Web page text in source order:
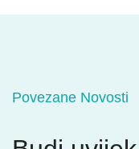
Povezane Novosti